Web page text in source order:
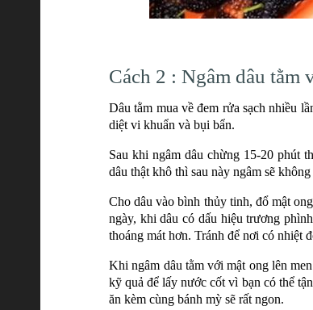
Cách 2 : Ngâm dâu tằm
Dâu tằm mua về đem rửa sạch nhiều
diệt vi khuẩn và bụi bẩn.
Sau khi ngâm dâu chừng 15-20 phút
dâu thật khô thì sau này ngâm sẽ
Cho dâu vào bình thủy tinh, đổ mật
ngày, khi dâu có dấu hiệu trương
thoáng mát hơn. Tránh để nơi có nhiệt
Khi ngâm dâu tằm với mật ong lên
kỹ quả để lấy nước cốt vì bạn có thể
ăn kèm cùng bánh mỳ sẽ rất ngon.